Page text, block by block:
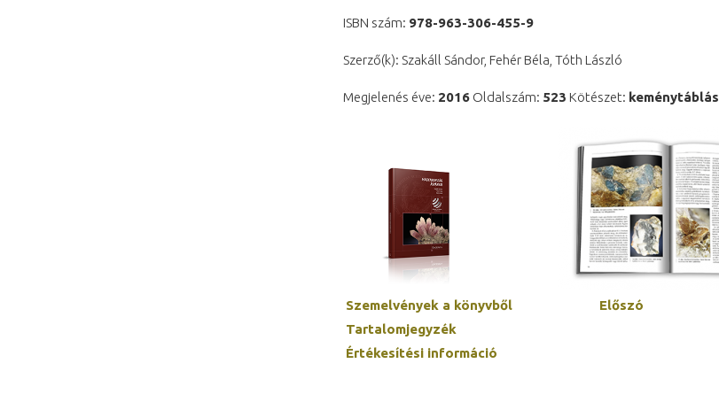
ISBN szám: 978-963-306-455-9
Szerző(k): Szakáll Sándor, Fehér Béla, Tóth László
Megjelenés éve: 2016 Oldalszám: 523 Kötészet: keménytáblás
Szemelvények a könyvből
Előszó
Tartalomjegyzék
Értékesítési információ